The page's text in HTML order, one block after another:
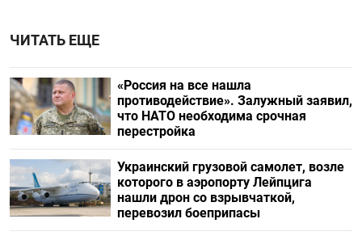
ЧИТАТЬ ЕЩЕ
«Россия на все нашла
противодействие». Залужный заявил,
что НАТО необходима срочная
перестройка
Украинский грузовой самолет, возле
которого в аэропорту Лейпцига
нашли дрон со взрывчаткой,
перевозил боеприпасы